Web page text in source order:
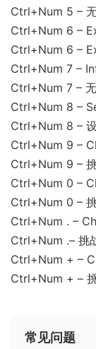
Ctrl+Num 5 –
Ctrl+Num 6 –
Ctrl+Num 6 –
Ctrl+Num 7 –
Ctrl+Num 7 –
Ctrl+Num 8 –
Ctrl+Num 8 –
Ctrl+Num 9 –
Ctrl+Num 9 –
Ctrl+Num 0 –
Ctrl+Num 0 –
Ctrl+Num . –
Ctrl+Num .– 挑
Ctrl+Num + –
Ctrl+Num + –
常见问题